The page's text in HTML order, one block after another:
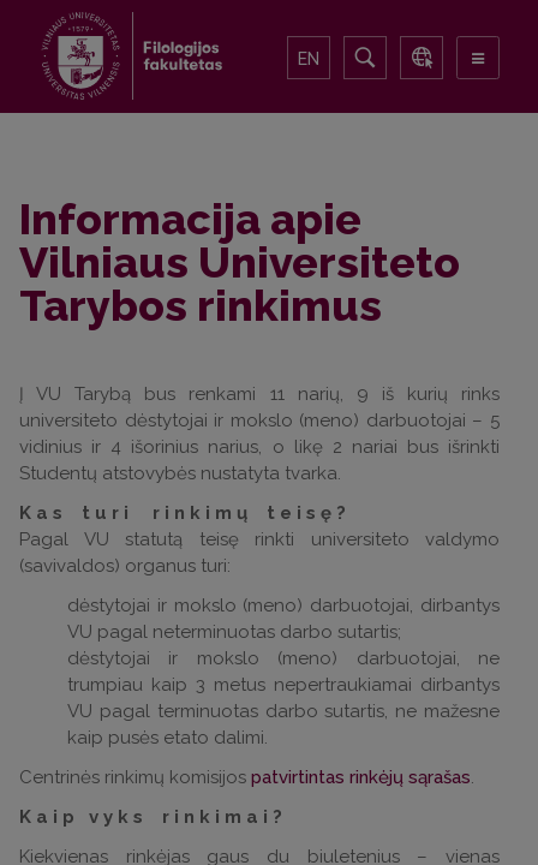
EN
Informacija apie
Vilniaus Universiteto
Tarybos rinkimus
Į VU Tarybą bus renkami 11 narių, 9 iš kurių rinks
universiteto dėstytojai ir mokslo (meno) darbuotojai – 5
vidinius ir 4 išorinius narius, o likę 2 nariai bus išrinkti
Studentų atstovybės nustatyta tvarka.
K a s t u r i r i n k i m ų t e i s ę ?
Pagal VU statutą teisę rinkti universiteto valdymo
(savivaldos) organus turi:
dėstytojai ir mokslo (meno) darbuotojai, dirbantys
VU pagal neterminuotas darbo sutartis;
dėstytojai ir mokslo (meno) darbuotojai, ne
trumpiau kaip 3 metus nepertraukiamai dirbantys
VU pagal terminuotas darbo sutartis, ne mažesne
kaip pusės etato dalimi.
Centrinės rinkimų komisijos patvirtintas rinkėjų sąrašas.
K a i p v y k s r i n k i m a i ?
Kiekvienas rinkėjas gaus du biuletenius – vienas